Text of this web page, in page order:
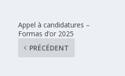
Appel à candidatures –
Formas d’or 2025
PRÉCÉDENT